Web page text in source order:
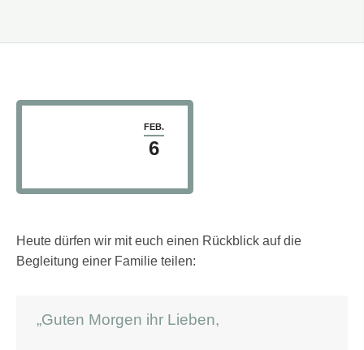
FEB.
6
Heute dürfen wir mit euch einen Rückblick auf die
Begleitung einer Familie teilen:
„Guten Morgen ihr Lieben,